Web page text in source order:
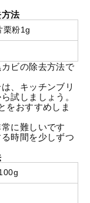
法
栗粉1g
ビの除去方法で
、キッチンブリ
試しましょう。
をおすすめしま
に難しいです
時間を少しずつ